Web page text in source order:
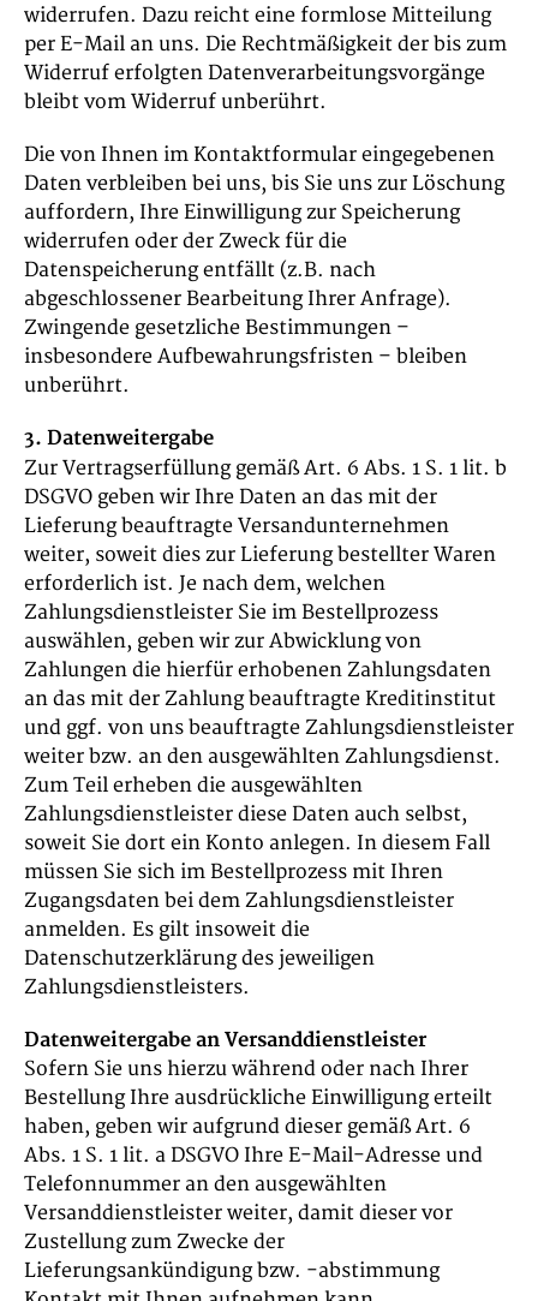
widerrufen. Dazu reicht eine formlose Mitteilung
per E-Mail an uns. Die Rechtmäßigkeit der bis zum
Widerruf erfolgten Datenverarbeitungsvorgänge
bleibt vom Widerruf unberührt.
Die von Ihnen im Kontaktformular eingegebenen
Daten verbleiben bei uns, bis Sie uns zur Löschung
auffordern, Ihre Einwilligung zur Speicherung
widerrufen oder der Zweck für die
Datenspeicherung entfällt (z.B. nach
abgeschlossener Bearbeitung Ihrer Anfrage).
Zwingende gesetzliche Bestimmungen –
insbesondere Aufbewahrungsfristen – bleiben
unberührt.
3. Datenweitergabe
Zur Vertragserfüllung gemäß Art. 6 Abs. 1 S. 1 lit. b
DSGVO geben wir Ihre Daten an das mit der
Lieferung beauftragte Versandunternehmen
weiter, soweit dies zur Lieferung bestellter Waren
erforderlich ist. Je nach dem, welchen
Zahlungsdienstleister Sie im Bestellprozess
auswählen, geben wir zur Abwicklung von
Zahlungen die hierfür erhobenen Zahlungsdaten
an das mit der Zahlung beauftragte Kreditinstitut
und ggf. von uns beauftragte Zahlungsdienstleister
weiter bzw. an den ausgewählten Zahlungsdienst.
Zum Teil erheben die ausgewählten
Zahlungsdienstleister diese Daten auch selbst,
soweit Sie dort ein Konto anlegen. In diesem Fall
müssen Sie sich im Bestellprozess mit Ihren
Zugangsdaten bei dem Zahlungsdienstleister
anmelden. Es gilt insoweit die
Datenschutzerklärung des jeweiligen
Zahlungsdienstleisters.
Datenweitergabe an Versanddienstleister
Sofern Sie uns hierzu während oder nach Ihrer
Bestellung Ihre ausdrückliche Einwilligung erteilt
haben, geben wir aufgrund dieser gemäß Art. 6
Abs. 1 S. 1 lit. a DSGVO Ihre E-Mail-Adresse und
Telefonnummer an den ausgewählten
Versanddienstleister weiter, damit dieser vor
Zustellung zum Zwecke der
Lieferungsankündigung bzw. -abstimmung